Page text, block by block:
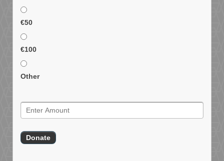
€50
€100
Other